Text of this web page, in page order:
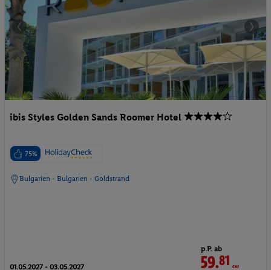
ibis Styles Golden Sands Roomer Hotel
75%
Bulgarien - Bulgarien - Goldstrand
01.05.2027 - 03.05.2027
p.P. ab
59.81 CHF